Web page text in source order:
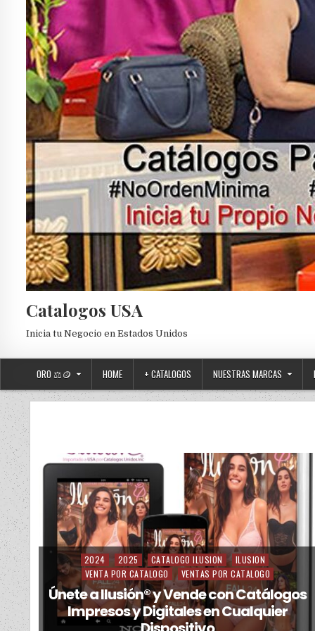
Catalogos USA
Inicia tu Negocio en Estados Unidos
ORO ⚖️🪙 HOME + CATALOGOS NUESTRAS MARCAS
Posted in
2024 2025 CATALOGO ILUSION
ILUSION
VENTA POR CATALOGO
VENTAS POR CATALOGO
Únete a Ilusión® y Vende con Catálogos
Impresos y Digitales en Cualquier